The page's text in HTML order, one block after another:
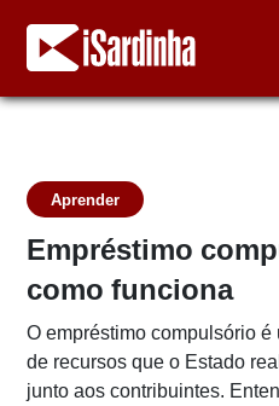
Aprender
Empréstimo
como funciona
O empréstimo compulsório
de recursos que o Estado
junto aos contribuintes.